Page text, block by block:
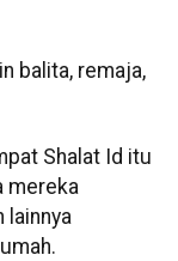
balita, remaja,
Shalat Id itu
mereka
lainnya